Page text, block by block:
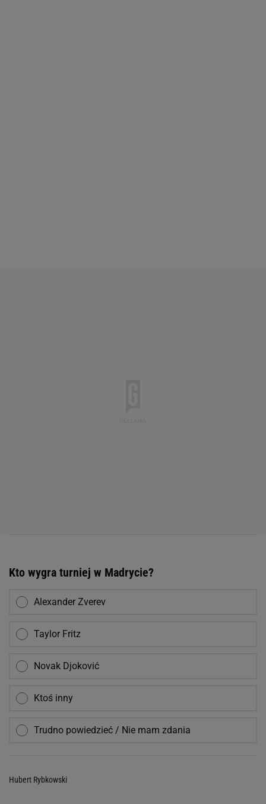
Kto wygra turniej w Madrycie?
Alexander Zverev
Taylor Fritz
Novak Djoković
Ktoś inny
Trudno powiedzieć / Nie mam zdania
Hubert Rybkowski